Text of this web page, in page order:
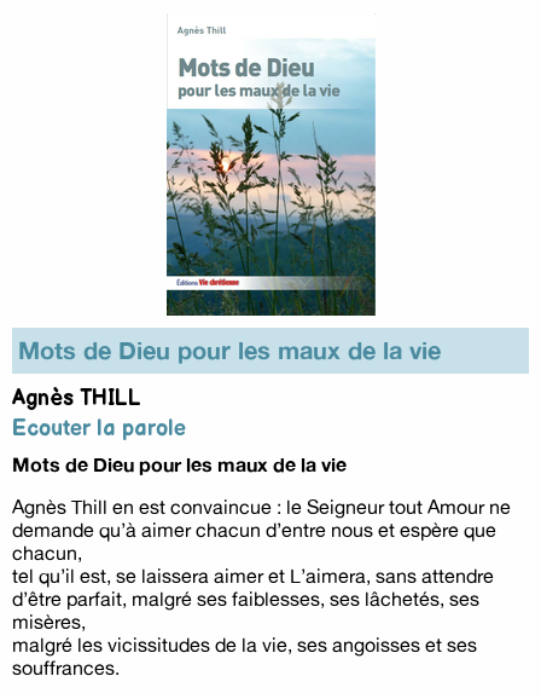
Mots de Dieu pour les maux de la vie
Agnès THILL
Ecouter la parole
Mots de Dieu pour les maux de la vie
Agnès Thill en est convaincue : le Seigneur tout Amour ne
demande qu’à aimer chacun d’entre nous et espère que
chacun,
tel qu’il est, se laissera aimer et L’aimera, sans attendre
d’être parfait, malgré ses faiblesses, ses lâchetés, ses
misères,
malgré les vicissitudes de la vie, ses angoisses et ses
souffrances.